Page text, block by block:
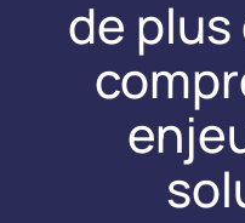
de plus